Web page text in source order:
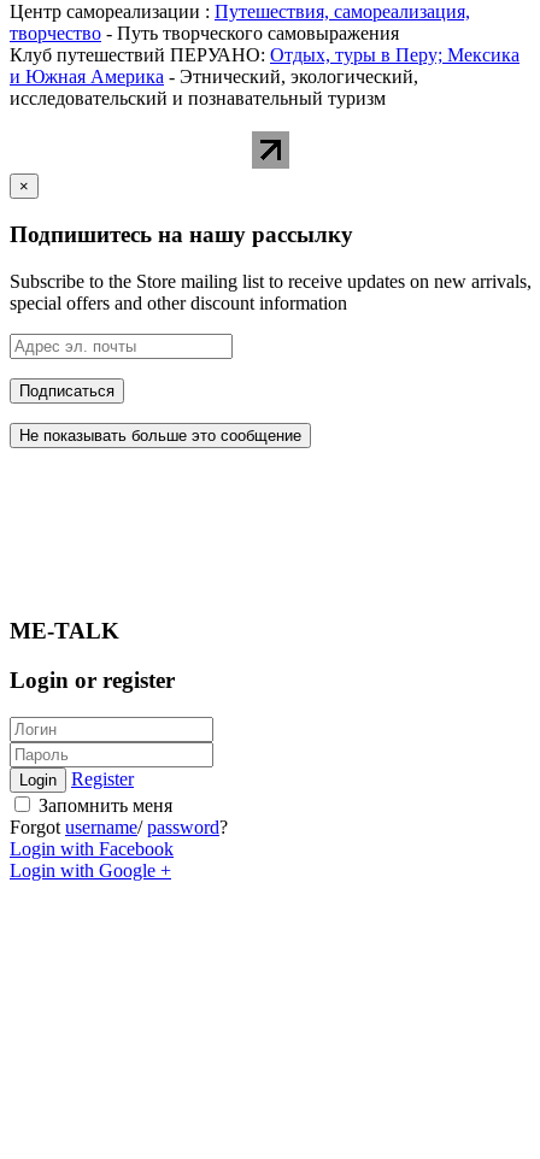
Центр самореализации : Путешествия, самореализация,
творчество - Путь творческого самовыражения
Клуб путешествий ПЕРУАНО: Отдых, туры в Перу; Мексика
и Южная Америка - Этнический, экологический,
исследовательский и познавательный туризм
×
Подпишитесь на нашу рассылку
Subscribe to the Store mailing list to receive updates on new arrivals,
special offers and other discount information
Подписаться
Не показывать больше это сообщение
ME-TALK
Login or register
Login
Register
Запомнить меня
Forgot username/password?
Login with Facebook
Login with Google +